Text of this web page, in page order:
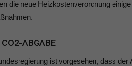
die neue Heizkostenverordnung
CO2-ABGABE
ist vorgesehen, dass